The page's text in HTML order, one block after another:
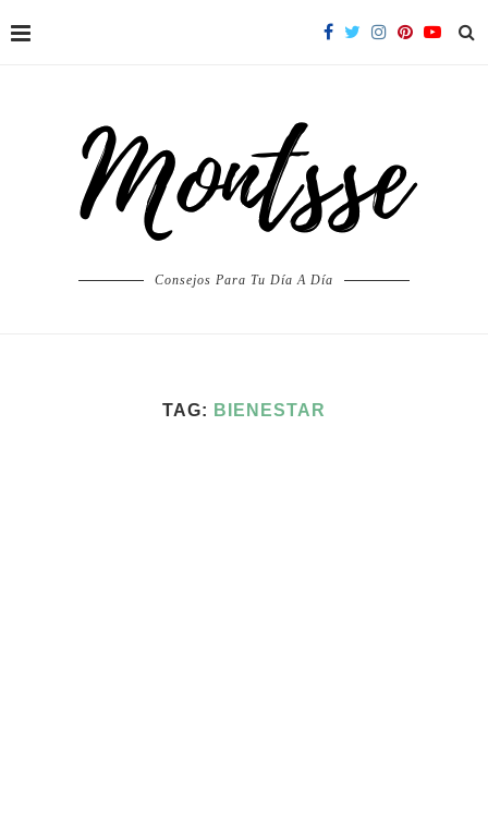
Consejos Para Tu Día A Día
TAG: BIENESTAR